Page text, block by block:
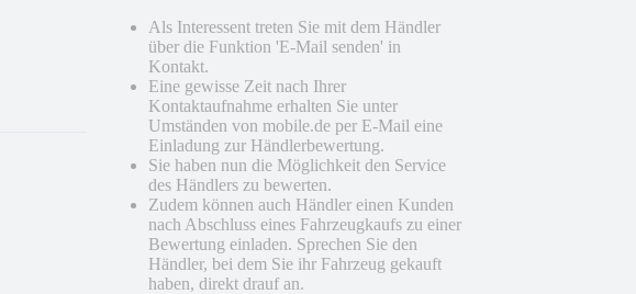
Als Interessent treten Sie mit dem Händler
über die Funktion 'E-Mail senden' in
Kontakt.
Eine gewisse Zeit nach Ihrer
Kontaktaufnahme erhalten Sie unter
Umständen von mobile.de per E-Mail eine
Einladung zur Händlerbewertung.
Sie haben nun die Möglichkeit den Service
des Händlers zu bewerten.
Zudem können auch Händler einen Kunden
nach Abschluss eines Fahrzeugkaufs zu einer
Bewertung einladen. Sprechen Sie den
Händler, bei dem Sie ihr Fahrzeug gekauft
haben, direkt drauf an.